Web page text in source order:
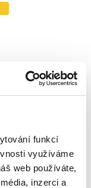
funkcí
využíváme
web používáte,
inzerci a
pro
právní